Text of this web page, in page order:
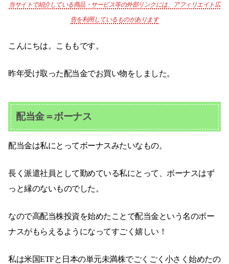
当サイトで紹介している商品・サービス等の外部リンクには、アフィリエイト広
告を利用しているものがあります
こんにちは。こももです。
昨年受け取った配当金でお買い物をしました。
配当金＝ボーナス
配当金は私にとってボーナスみたいなもの。
長く派遣社員として勤めている私にとって、ボーナスはず
っと縁のないものでした。
なので高配当株投資を始めたことで配当金という名のボー
ナスがもらえるようになってすごく嬉しい！
私は米国ETFと日本の単元未満株でごくごく小さく始めたの